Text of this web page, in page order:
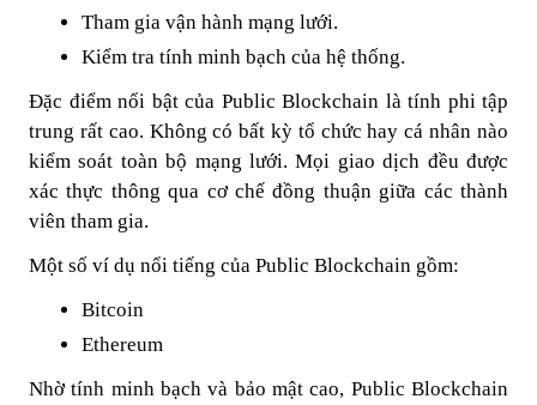
Tham gia vận hành mạng lưới.
Kiểm tra tính minh bạch của hệ thống.
Đặc điểm nổi bật của Public Blockchain là tính phi tập
trung rất cao. Không có bất kỳ tổ chức hay cá nhân nào
kiểm soát toàn bộ mạng lưới. Mọi giao dịch đều được
xác thực thông qua cơ chế đồng thuận giữa các thành
viên tham gia.
Một số ví dụ nổi tiếng của Public Blockchain gồm:
Bitcoin
Ethereum
Nhờ tính minh bạch và bảo mật cao, Public Blockchain